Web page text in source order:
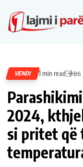
VENDI 1 min read 86
2024,
si pritet që